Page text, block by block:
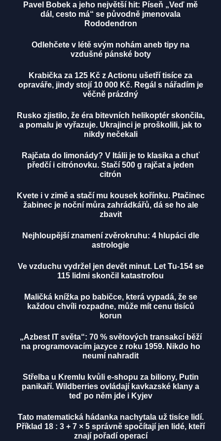
Pavel Bobek a jeho největší hit: Píseň „Veď mě
dál, cesto má“ se původně jmenovala
Rododendron
Odlehčete v létě svým nohám aneb tipy na
vzdušné pánské boty
Krabička za 125 Kč z Actionu ušetří tisíce za
opraváře, jindy stojí 10 000 Kč. Regál s nářadím je
věčně prázdný
Rusko zjistilo, že éra bitevních helikoptér skončila,
a pomalu je vyřazuje. Ukrajinci je proškolili, jak to
nikdy nečekali
Rajčata do limonády? V Itálii je to klasika a chuť
předčí i citrónovku. Stačí 500 g rajčat a jeden
citrón
Kvete i v zimě a stačí mu kousek kořínku. Ptačinec
žabinec je noční můra zahrádkářů, dá se ho ale
zbavit
Nejhloupější znamení zvěrokruhu: 4 hlupáci dle
astrologie
Ve vzduchu vydržel jen devět minut. Let Tu-154 se
115 lidmi skončil katastrofou
Maličká knížka po babičce, která vypadá, že se
každou chvíli rozpadne, může mít cenu tisíců
korun
„Azbest IT světa“: 70 % světových transakcí běží
na programovacím jazyce z roku 1959. Nikdo ho
neumí nahradit
Střelba u Kremlu kvůli e-shopu za biliony, Putin
panikaří. Wildberries ovládají kavkazské klany a
teď po něm jde i Kyjev
Tato matematická hádanka nachytala už tisíce lidí.
Příklad 18 : 3 + 7 × 5 správně spočítají jen lidé, kteří
znají pořadí operací